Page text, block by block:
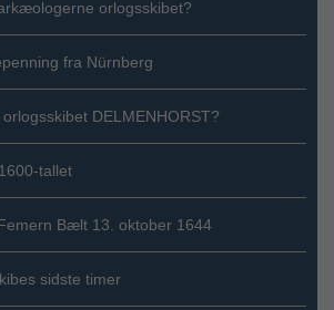
orlogsskibet?
fra Nürnberg
DELMENHORST?
tallet
Bælt 13. oktober 1644
sidste timer